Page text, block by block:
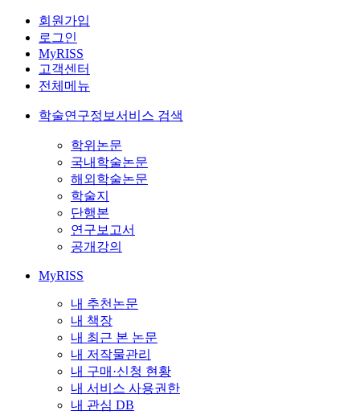
회원가입
로그인
MyRISS
고객센터
전체메뉴
학술연구정보서비스 검색
학위논문
국내학술논문
해외학술논문
학술지
단행본
연구보고서
공개강의
MyRISS
내 추천논문
내 책장
내 최근 본 논문
내 저작물관리
내 구매·신청 현황
내 서비스 사용권한
내 관심 DB